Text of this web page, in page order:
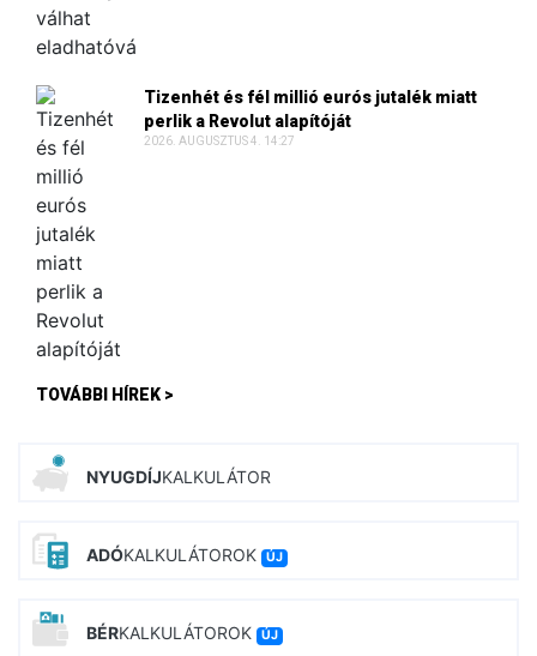
Tizenhét és fél millió eurós jutalék miatt
perlik a Revolut alapítóját
2026. AUGUSZTUS 4. 14:27
TOVÁBBI HÍREK >
NYUGDÍJKALKULÁTOR
ADÓKALKULÁTOROK ÚJ
BÉRKALKULÁTOROK ÚJ